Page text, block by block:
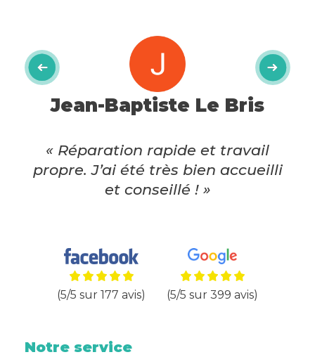
Jean-Baptiste Le Bris
« Réparation rapide et travail
propre. J’ai été très bien accueilli
et conseillé ! »
(5/5 sur 177 avis) (5/5 sur 399 avis)
Notre service